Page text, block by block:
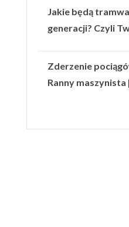
Jakie będą
generacji? Czyli
Zderzenie
Ranny maszynista